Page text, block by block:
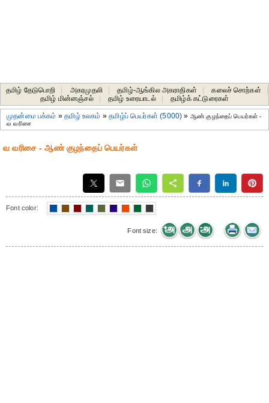
தமிழ் தேடுபொறி அகரமுதலி தமிழ்-ஆங்கில அகராதிகள் கலைச் சொற்கள்
தமிழ் மின்னஞ்சல்
தமிழ் உரையாடல் தமிழ்க் கட்டுரைகள்
முதன்மை பக்கம் »தமிழ் உலகம் »தமிழ்ப் பெயர்கள் (5000) » ஆண் குழந்தைப் பெயர்கள் -
வ வரிசை
வ வரிசை - ஆண் குழந்தைப் பெயர்கள்
Font color:
Font size: